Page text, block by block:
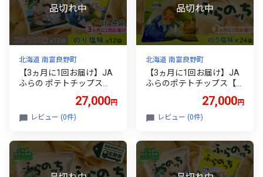
北海道 南富良野町
【3ヵ月に1回お届け】JA
ふらの ポテトチップス
【ふらのっち】コンソメ＆
のり塩各12袋 計24袋 ふら
の農業協同組合(南富良野
便
27,000円
レビュー (0件)
北海道 南富良野町
【3ヵ月に1回お届け】JA
ふらのポテトチップス【ふ
らのっち】のり塩味24袋
ふらの農業協同組合(南富
良野町) ジャガイモ のり塩
27,000円
レビュー (0件)